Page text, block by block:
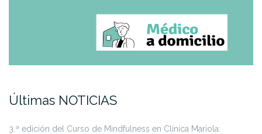
Últimas NOTICIAS
3.ª edición del Curso de Mindfulness en Clínica Mariola: